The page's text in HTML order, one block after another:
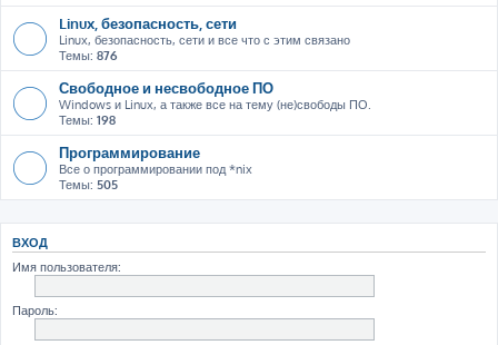
Linux, безопасность, сети
Linux, безопасность, сети и все что с этим связано
Темы: 876
Свободное и несвободное ПО
Windows и Linux, а также все на тему (не)свободы ПО.
Темы: 198
Программирование
Все о программировании под *nix
Темы: 505
ВХОД
Имя пользователя:
Пароль: